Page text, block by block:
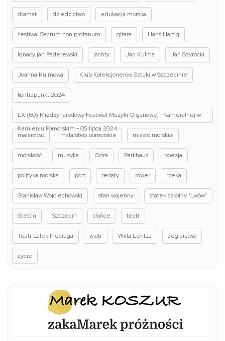
dramat dziedzictwo edukacja morska
festiwal Sacrum non profanum gitara Hans Hartig
Ignacy jan Paderewski jachty Jan Kulma Jan Szyrocki
Joanna Kulmowa Klub Kolekcjonerów Sztuki w Szczecinie
kontrapunkt 2024
LX (60) Międzynarodowy Festiwal Muzyki Organowej i Kameralnej w
Kamieniu Pomorskim - 05 lipca 2024
malarstwo
malarstwo pomorskie miasto morskie
morskość muzyka Odra Parkhaus poezja
polityka morska port regaty rower rzeka
Stanisław Wojciechowski stan wojenny statek szkolny "Lwów"
Stettin Szczecin słońce teatr
Teatr Lalek Pleciuga wiatr Willa Lentza żeglarstwo
życie